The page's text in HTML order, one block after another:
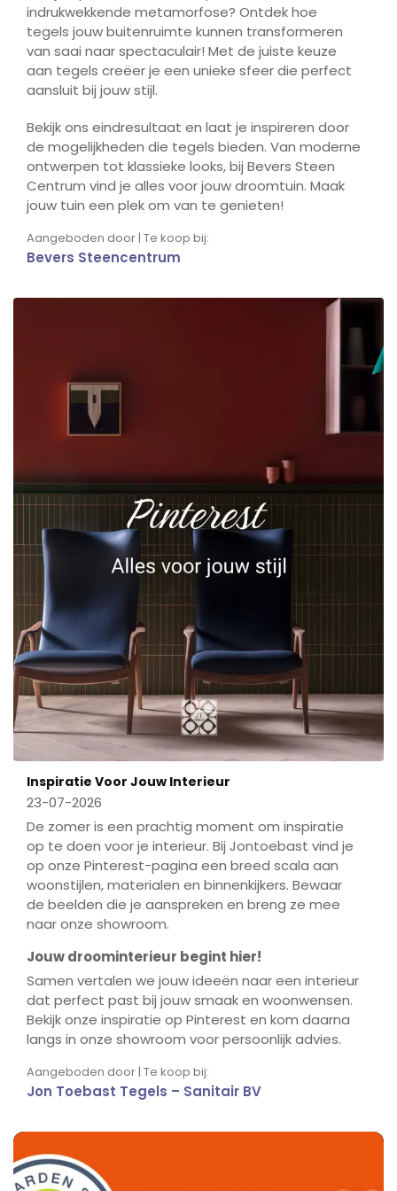
indrukwekkende metamorfose? Ontdek hoe
tegels jouw buitenruimte kunnen transformeren
van saai naar spectaculair! Met de juiste keuze
aan tegels creëer je een unieke sfeer die perfect
aansluit bij jouw stijl.
Bekijk ons eindresultaat en laat je inspireren door
de mogelijkheden die tegels bieden. Van moderne
ontwerpen tot klassieke looks, bij Bevers Steen
Centrum vind je alles voor jouw droomtuin. Maak
jouw tuin een plek om van te genieten!
Aangeboden door | Te koop bij:
Bevers Steencentrum
Inspiratie Voor Jouw Interieur
23-07-2026
De zomer is een prachtig moment om inspiratie
op te doen voor je interieur. Bij Jontoebast vind je
op onze Pinterest-pagina een breed scala aan
woonstijlen, materialen en binnenkijkers. Bewaar
de beelden die je aanspreken en breng ze mee
naar onze showroom.
Jouw droominterieur begint hier!
Samen vertalen we jouw ideeën naar een interieur
dat perfect past bij jouw smaak en woonwensen.
Bekijk onze inspiratie op Pinterest en kom daarna
langs in onze showroom voor persoonlijk advies.
Aangeboden door | Te koop bij:
Jon Toebast Tegels – Sanitair BV